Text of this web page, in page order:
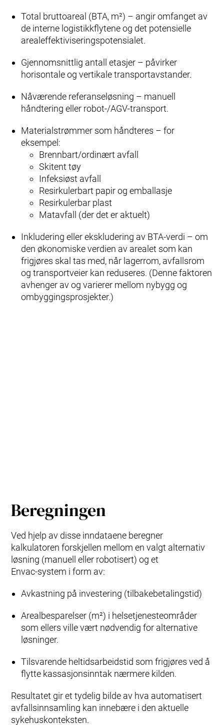
Total bruttoareal (BTA, m²) – angir omfanget av
de interne logistikkflytene og det potensielle
arealeffektiviseringspotensialet.
Gjennomsnittlig antall etasjer – påvirker
horisontale og vertikale transportavstander.
Nåværende referanseløsning – manuell
håndtering eller robot-/AGV‑transport.
Materialstrømmer som håndteres – for
eksempel:
Brennbart/ordinært avfall
Skitent tøy
Infeksiøst avfall
Resirkulerbart papir og emballasje
Resirkulerbar plast
Matavfall (der det er aktuelt)
Inkludering eller ekskludering av BTA‑verdi – om
den økonomiske verdien av arealet som kan
frigjøres skal tas med, når lagerrom, avfallsrom
og transportveier kan reduseres. (Denne faktoren
avhenger av og varierer mellom nybygg og
ombyggingsprosjekter.)
Beregningen
Ved hjelp av disse inndataene beregner
kalkulatoren forskjellen mellom en valgt alternativ
løsning (manuell eller robotisert) og et
Envac‑system i form av:
Avkastning på investering (tilbakebetalingstid)
Arealbesparelser (m²) i helsetjenesteområder
som ellers ville vært nødvendig for alternative
løsninger.
Tilsvarende heltidsarbeidstid som frigjøres ved å
flytte kassasjonsinntak nærmere kilden.
Resultatet gir et tydelig bilde av hva automatisert
avfallsinnsamling kan innebære i den aktuelle
sykehuskonteksten.